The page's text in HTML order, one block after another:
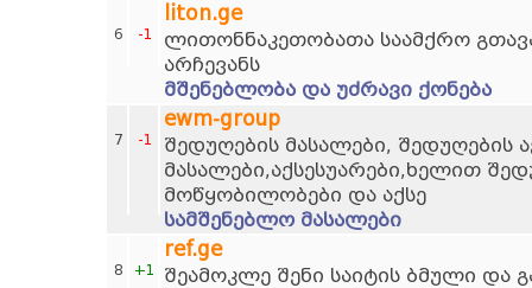
6 -1
liton.ge
ლითონნაკეთობათა საამქრო
არჩევანს
მშენებლობა და უძრავი ქონება
7 -1
ewm-group
შედუღების მასალები, შედუღების
მასალები,აქსესუარები,ხელით
მოწყობილობები და აქსე
სამშენებლო მასალები
8 +1
ref.ge
შეამოკლე შენი საიტის ბმული და